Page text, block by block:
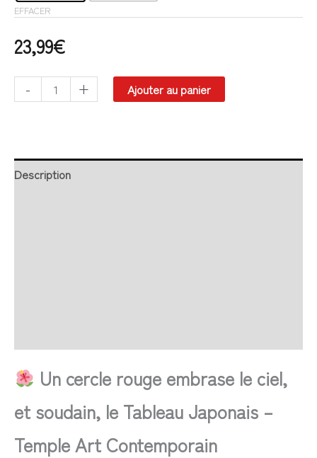
EFFACER
23,99€
- + Ajouter au panier
Description
Un cercle rouge embrase le ciel,
et soudain, le Tableau Japonais –
Temple Art Contemporain